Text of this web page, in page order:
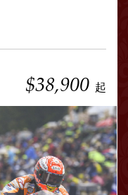
$38,900 起